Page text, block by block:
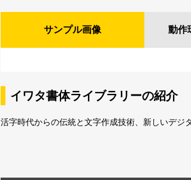
サンプル画像 動作
イワタ書体ライブラリーの紹介
活字時代からの伝統と文字作成技術、新しいデジ